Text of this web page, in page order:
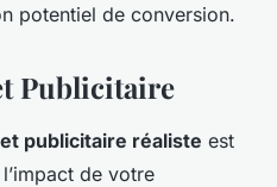
potentiel de conversion.
Publicitaire
publicitaire réaliste est
de votre